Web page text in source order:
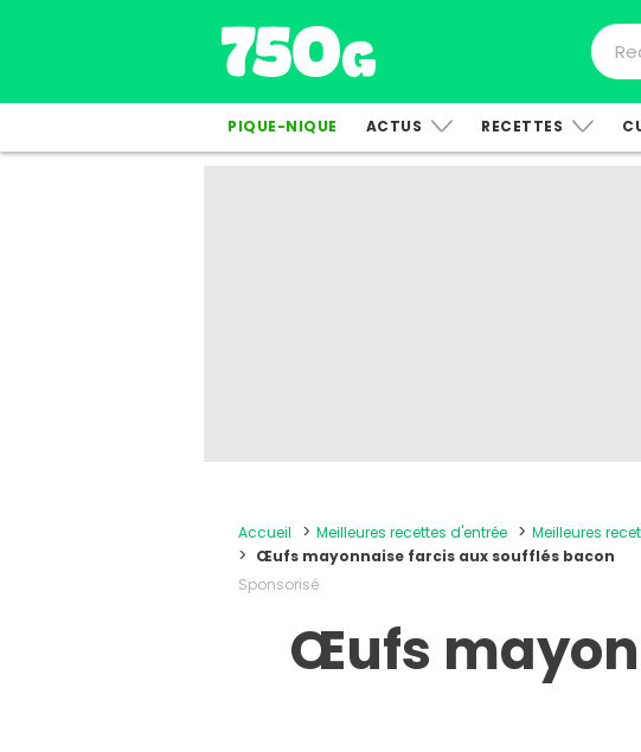
PIQUE-NIQUE ACTUS RECETTES
Accueil Meilleures recettes d'entrée Meilleures
Œufs mayonnaise farcis aux soufflés bacon
Sponsorisé
Œufs